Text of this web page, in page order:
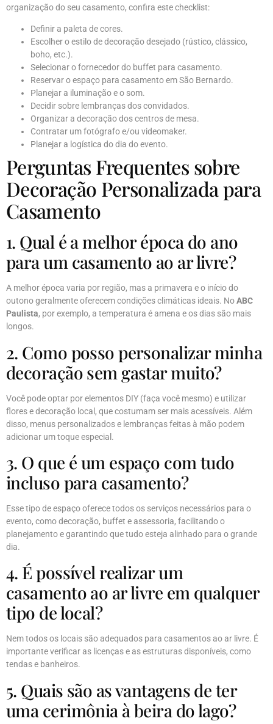
organização do seu casamento, confira este checklist:
Definir a paleta de cores.
Escolher o estilo de decoração desejado (rústico, clássico,
boho, etc.).
Selecionar o fornecedor do buffet para casamento.
Reservar o espaço para casamento em São Bernardo.
Planejar a iluminação e o som.
Decidir sobre lembranças dos convidados.
Organizar a decoração dos centros de mesa.
Contratar um fotógrafo e/ou videomaker.
Planejar a logística do dia do evento.
Perguntas Frequentes sobre
Decoração Personalizada para
Casamento
1. Qual é a melhor época do ano
para um casamento ao ar livre?
A melhor época varia por região, mas a primavera e o início do
outono geralmente oferecem condições climáticas ideais. NoABC
Paulista, por exemplo, a temperatura é amena e os dias são mais
longos.
2. Como posso personalizar minha
decoração sem gastar muito?
Você pode optar por elementos DIY (faça você mesmo) e utilizar
flores e decoração local, que costumam ser mais acessíveis. Além
disso, menus personalizados e lembranças feitas à mão podem
adicionar um toque especial.
3. O que é um espaço com tudo
incluso para casamento?
Esse tipo de espaço oferece todos os serviços necessários para o
evento, como decoração, buffet e assessoria, facilitando o
planejamento e garantindo que tudo esteja alinhado para o grande
dia.
4. É possível realizar um
casamento ao ar livre em qualquer
tipo de local?
Nem todos os locais são adequados para casamentos ao ar livre. É
importante verificar as licenças e as estruturas disponíveis, como
tendas e banheiros.
5. Quais são as vantagens de ter
uma cerimônia à beira do lago?